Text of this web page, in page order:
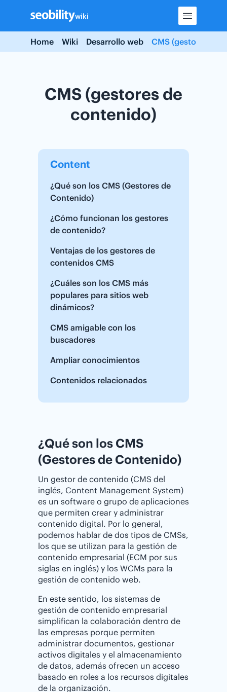
content
wiki
Home Wiki Desarrollo web CMS (gestores de
CMS (gestores de
contenido)
Content
¿Qué son los CMS (Gestores de
Contenido)
¿Cómo funcionan los gestores
de contenido?
Ventajas de los gestores de
contenidos CMS
¿Cuáles son los CMS más
populares para sitios web
dinámicos?
CMS amigable con los
buscadores
Ampliar conocimientos
Contenidos relacionados
¿Qué son los CMS
(Gestores de Contenido)
Un gestor de contenido (CMS del
inglés, Content Management System)
es un software o grupo de aplicaciones
que permiten crear y administrar
contenido digital. Por lo general,
podemos hablar de dos tipos de CMSs,
los que se utilizan para la gestión de
contenido empresarial (ECM por sus
siglas en inglés) y los WCMs para la
gestión de contenido web.
En este sentido, los sistemas de
gestión de contenido empresarial
simplifican la colaboración dentro de
las empresas porque permiten
administrar documentos, gestionar
activos digitales y el almacenamiento
de datos, además ofrecen un acceso
basado en roles a los recursos digitales
de la organización.